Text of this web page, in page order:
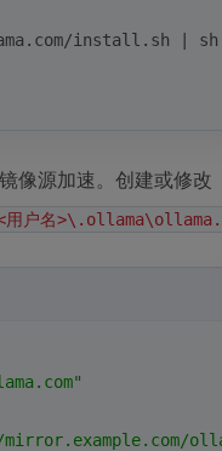
install.sh | sh
像源加速。创建或修改
用户名